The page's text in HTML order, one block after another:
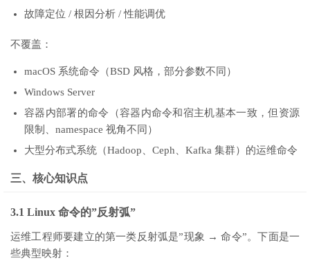
故障定位 / 根因分析 / 性能调优
不覆盖：
macOS 系统命令（BSD 风格，部分参数不同）
Windows Server
容器内部署的命令（容器内命令和宿主机基本一致，但资源
限制、namespace 视角不同）
大型分布式系统（Hadoop、Ceph、Kafka 集群）的运维命令
三、核心知识点
3.1 Linux 命令的”反射弧”
运维工程师要建立的第一类反射弧是”现象 → 命令”。下面是一
些典型映射：